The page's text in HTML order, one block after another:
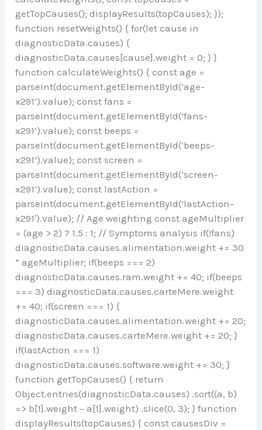
getTopCauses(); displayResults(topCauses); });
function resetWeights() { for(let cause in
diagnosticData.causes) {
diagnosticData.causes[cause].weight = 0; } }
function calculateWeights() { const age =
parseInt(document.getElementById(‘age-
x291’).value); const fans =
parseInt(document.getElementById(‘fans-
x291’).value); const beeps =
parseInt(document.getElementById(‘beeps-
x291’).value); const screen =
parseInt(document.getElementById(‘screen-
x291’).value); const lastAction =
parseInt(document.getElementById(‘lastAction-
x291′).value); // Age weighting const ageMultiplier
= (age > 2) ? 1.5 : 1; // Symptoms analysis if(!fans)
diagnosticData.causes.alimentation.weight += 30
* ageMultiplier; if(beeps === 2)
diagnosticData.causes.ram.weight += 40; if(beeps
=== 3) diagnosticData.causes.carteMere.weight
+= 40; if(screen === 1) {
diagnosticData.causes.alimentation.weight += 20;
diagnosticData.causes.carteMere.weight += 20; }
if(lastAction === 1)
diagnosticData.causes.software.weight += 30; }
function getTopCauses() { return
Object.entries(diagnosticData.causes) .sort((a, b)
=> b[1].weight – a[1].weight) .slice(0, 3); } function
displayResults(topCauses) { const causesDiv =